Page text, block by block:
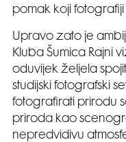
pomak koji
Upravo zato je
Kluba Šumica Rajni
oduvijek željela
studijski fotografski
fotografirati prirodu
priroda kao
nepredvidivu